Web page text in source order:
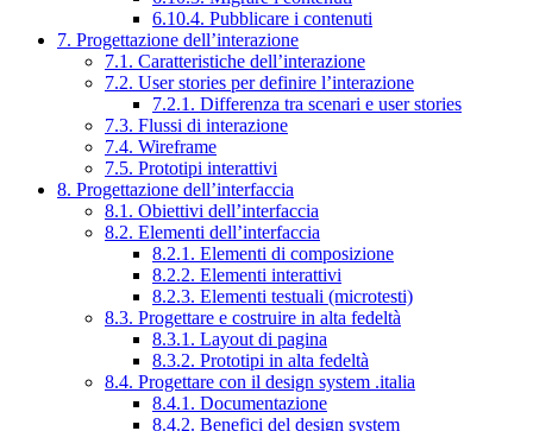
6.10.4. Pubblicare i contenuti
7. Progettazione dell’interazione
7.1. Caratteristiche dell’interazione
7.2. User stories per definire l’interazione
7.2.1. Differenza tra scenari e user stories
7.3. Flussi di interazione
7.4. Wireframe
7.5. Prototipi interattivi
8. Progettazione dell’interfaccia
8.1. Obiettivi dell’interfaccia
8.2. Elementi dell’interfaccia
8.2.1. Elementi di composizione
8.2.2. Elementi interattivi
8.2.3. Elementi testuali (microtesti)
8.3. Progettare e costruire in alta fedeltà
8.3.1. Layout di pagina
8.3.2. Prototipi in alta fedeltà
8.4. Progettare con il design system .italia
8.4.1. Documentazione
8.4.2. Benefici del design system